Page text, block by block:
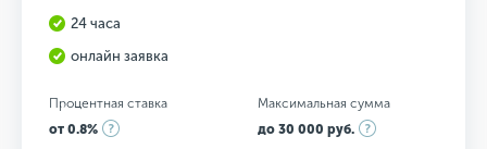
24 часа
онлайн заявка
Процентная ставка
от 0.8%
Максимальная сумма
до 30 000 руб.